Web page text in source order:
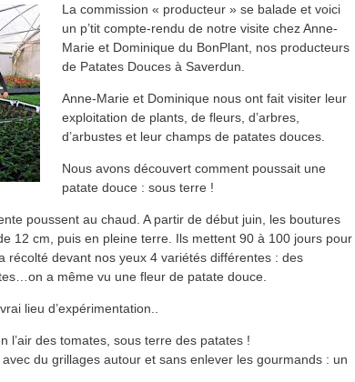
La commission « producteur » se balade et voici
un p’tit compte-rendu de notre visite chez Anne-
Marie et Dominique du BonPlant, nos producteurs
de Patates Douces à Saverdun.
Anne-Marie et Dominique nous ont fait visiter leur
exploitation de plants, de fleurs, d’arbres,
d’arbustes et leur champs de patates douces.
Nous avons découvert comment poussait une
patate douce : sous terre !
poussent au chaud. A partir de début juin, les boutures
12 cm, puis en pleine terre. Ils mettent 90 à 100 jours pour
récolté devant nos yeux 4 variétés différentes : des
a même vu une fleur de patate douce.
lieu d’expérimentation..
l’air des tomates, sous terre des patates !
du grillages autour et sans enlever les gourmands : un